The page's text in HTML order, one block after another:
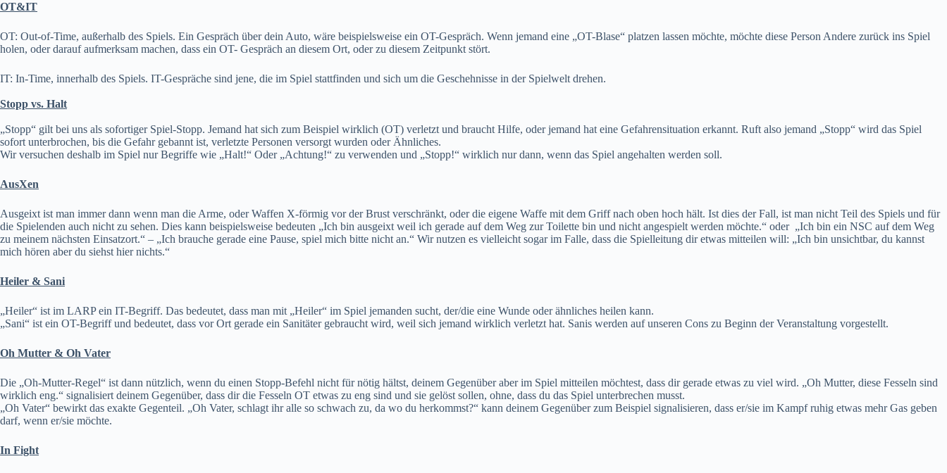
OT&IT
OT: Out-of-Time, außerhalb des Spiels. Ein Gespräch über dein Auto, wäre beispielsweise ein OT-Gespräch. Wenn jemand eine „OT-Blase“ platzen lassen möchte, möchte diese Person Andere zurück ins Spiel
holen, oder darauf aufmerksam machen, dass ein OT- Gespräch an diesem Ort, oder zu diesem Zeitpunkt stört.
IT: In-Time, innerhalb des Spiels. IT-Gespräche sind jene, die im Spiel stattfinden und sich um die Geschehnisse in der Spielwelt drehen.
Stopp vs. Halt
„Stopp“ gilt bei uns als sofortiger Spiel-Stopp. Jemand hat sich zum Beispiel wirklich (OT) verletzt und braucht Hilfe, oder jemand hat eine Gefahrensituation erkannt. Ruft also jemand „Stopp“ wird das Spiel
sofort unterbrochen, bis die Gefahr gebannt ist, verletzte Personen versorgt wurden oder Ähnliches.
Wir versuchen deshalb im Spiel nur Begriffe wie „Halt!“ Oder „Achtung!“ zu verwenden und „Stopp!“ wirklich nur dann, wenn das Spiel angehalten werden soll.
AusXen
Ausgeixt ist man immer dann wenn man die Arme, oder Waffen X-förmig vor der Brust verschränkt, oder die eigene Waffe mit dem Griff nach oben hoch hält. Ist dies der Fall, ist man nicht Teil des Spiels und für
die Spielenden auch nicht zu sehen. Dies kann beispielsweise bedeuten „Ich bin ausgeixt weil ich gerade auf dem Weg zur Toilette bin und nicht angespielt werden möchte.“ oder „Ich bin ein NSC auf dem Weg
zu meinem nächsten Einsatzort.“ – „Ich brauche gerade eine Pause, spiel mich bitte nicht an.“ Wir nutzen es vielleicht sogar im Falle, dass die Spielleitung dir etwas mitteilen will: „Ich bin unsichtbar, du kannst
mich hören aber du siehst hier nichts.“
Heiler & Sani
„Heiler“ ist im LARP ein IT-Begriff. Das bedeutet, dass man mit „Heiler“ im Spiel jemanden sucht, der/die eine Wunde oder ähnliches heilen kann.
„Sani“ ist ein OT-Begriff und bedeutet, dass vor Ort gerade ein Sanitäter gebraucht wird, weil sich jemand wirklich verletzt hat. Sanis werden auf unseren Cons zu Beginn der Veranstaltung vorgestellt.
Oh Mutter & Oh Vater
Die „Oh-Mutter-Regel“ ist dann nützlich, wenn du einen Stopp-Befehl nicht für nötig hältst, deinem Gegenüber aber im Spiel mitteilen möchtest, dass dir gerade etwas zu viel wird. „Oh Mutter, diese Fesseln sind
wirklich eng.“ signalisiert deinem Gegenüber, dass dir die Fesseln OT etwas zu eng sind und sie gelöst sollen, ohne, dass du das Spiel unterbrechen musst.
„Oh Vater“ bewirkt das exakte Gegenteil. „Oh Vater, schlagt ihr alle so schwach zu, da wo du herkommst?“ kann deinem Gegenüber zum Beispiel signalisieren, dass er/sie im Kampf ruhig etwas mehr Gas geben
darf, wenn er/sie möchte.
In Fight